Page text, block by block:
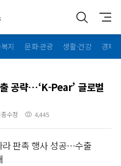
지 문화·관광 생활·건강 경제·
공략…‘K-Pear’ 글로벌
수정 4,445
라 판촉 행사 성공…수출